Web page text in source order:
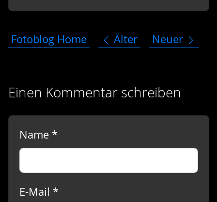
Fotoblog Home Älter Neuer
Einen Kommentar schreiben
Name *
E-Mail *